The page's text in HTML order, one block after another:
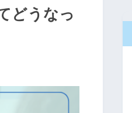
どうなっ